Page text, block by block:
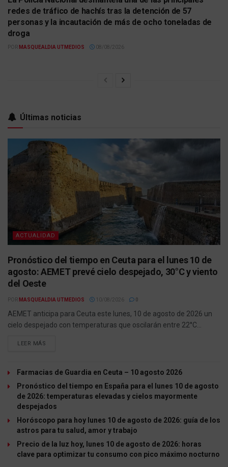
redes de tráfico de hachís tras la detención de 57
personas y la incautación de más de ocho toneladas de
droga
POR MASQUEALDIA UTMEDIOS 08/08/2026
Últimas noticias
ACTUALIDAD
Pronóstico del tiempo en Ceuta para el lunes 10 de
agosto: AEMET prevé cielo despejado, 30°C y viento
del Oeste
POR MASQUEALDIA UTMEDIOS 10/08/2026
AEMET anticipa para Ceuta este lunes, 10 de agosto de 2026 un
cielo despejado con temperaturas que oscilarán entre 22°C...
LEER MÁS
Farmacias de Guardia en Ceuta – 10 agosto 2026
Pronóstico del tiempo en España para el lunes 10 de agosto
de 2026: temperaturas elevadas y cielos mayormente
despejados
Horóscopo para hoy lunes 10 de agosto de 2026: guía de los
astros para tu salud, amor y trabajo
Precio de la luz hoy, lunes 10 de agosto de 2026: horas
clave para optimizar tu consumo con pico máximo nocturno